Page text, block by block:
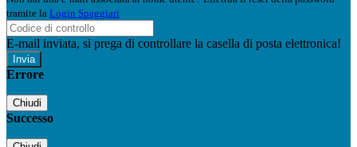
tramite la Login Spaggiari
E-mail inviata, si prega di controllare la casella di posta elettronica!
Errore
Chiudi
Successo